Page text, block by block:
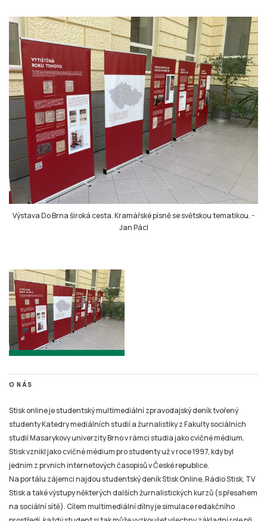
Výstava Do Brna široká cesta. Kramářské písně se světskou tematikou.-
Jan Pácl
O NÁS
Stisk online je studentský multimediální zpravodajský deník tvořený
studenty Katedry mediálních studií a žurnalistiky z Fakulty sociálních
studií Masarykovy univerzity Brno v rámci studia jako cvičné médium.
Stisk vznikl jako cvičné médium pro studenty už v roce 1997, kdy byl
jedním z prvních internetových časopisů v České republice.
Na portálu zájemci najdou studentský deník Stisk Online, Rádio Stisk, TV
Stisk a také výstupy některých dalších žurnalistických kurzů (s přesahem
na sociální sítě). Cílem multimediální dílny je simulace redakčního